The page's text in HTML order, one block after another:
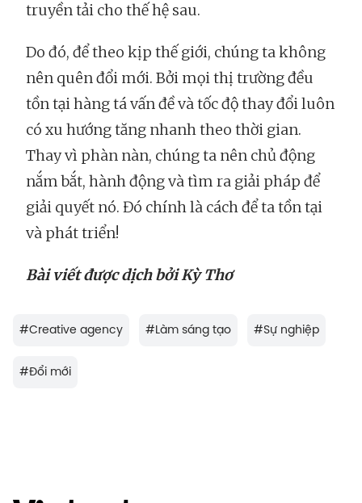
truyền tải cho thế hệ sau.
Do đó, để theo kịp thế giới, chúng ta không
nên quên đổi mới. Bởi mọi thị trường đều
tồn tại hàng tá vấn đề và tốc độ thay đổi luôn
có xu hướng tăng nhanh theo thời gian.
Thay vì phàn nàn, chúng ta nên chủ động
nắm bắt, hành động và tìm ra giải pháp để
giải quyết nó. Đó chính là cách để ta tồn tại
và phát triển!
Bài viết được dịch bởi Kỳ Thơ
#Creative agency #Làm sáng tạo #Sự nghiệp
#Đổi mới